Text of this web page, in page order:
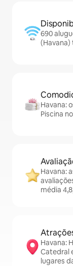
690
(Havana)
Havana:
Piscina
Havana:
média
Havana:
Catedral
lugares